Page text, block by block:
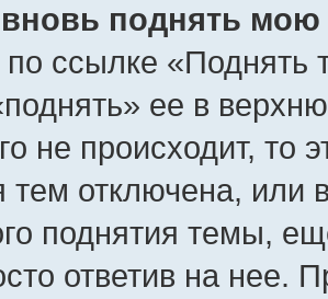
поднять мою
ссылке «Поднять
ее в
не происходит, то
тем отключена, или
поднятия темы,
ответив на нее.